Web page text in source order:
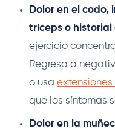
Dolor en el codo,
tríceps o
ejercicio
Regresa a
o usa
que los síntomas
Dolor en la